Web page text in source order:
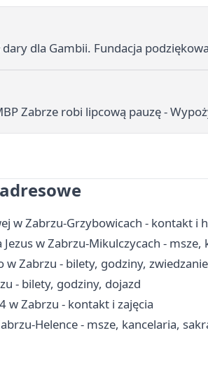
dla Gambii. Fundacja
Zabrze robi lipcową pauzę -
w Zabrzu-Grzybowicach - kontakt i
Jezus w Zabrzu-Mikulczycach -
Zabrzu - bilety, godziny,
- bilety, godziny, dojazd
w Zabrzu - kontakt i zajęcia
Helence - msze, kancelaria,